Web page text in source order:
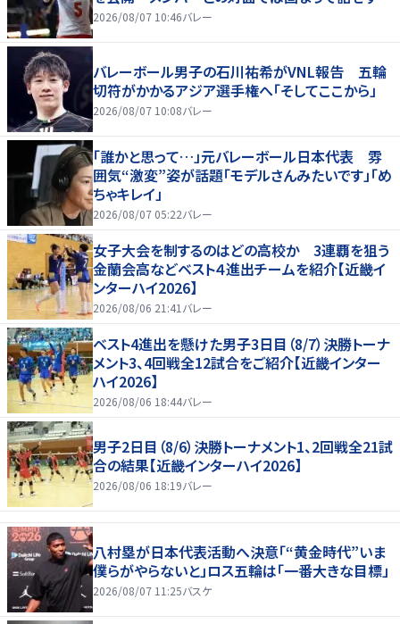
2026/08/07 10:46バレー
バレーボール男子の石川祐希がVNL報告 五輪
切符がかかるアジア選手権へ「そしてここから」
2026/08/07 10:08バレー
「誰かと思って…」元バレーボール日本代表 雰
囲気“激変”姿が話題「モデルさんみたいです」「め
ちゃキレイ」
2026/08/07 05:22バレー
女子大会を制するのはどの高校か 3連覇を狙う
金蘭会高などベスト４進出チームを紹介【近畿イ
ンターハイ2026】
2026/08/06 21:41 バレー
ベスト4進出を懸けた男子3日目（8/7）決勝トーナ
メント3、4回戦全12試合をご紹介【近畿インター
ハイ2026】
2026/08/06 18:44バレー
男子2日目（8/6）決勝トーナメント1、2回戦全21試
合の結果【近畿インターハイ2026】
2026/08/06 18:19バレー
八村塁が日本代表活動へ決意「“黄金時代”いま
僕らがやらないと」ロス五輪は「一番大きな目標」
2026/08/07 11:25バスケ